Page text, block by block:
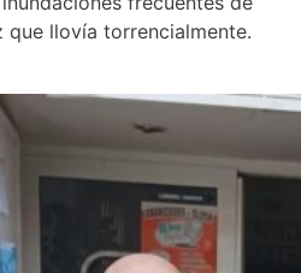
que llovía torrencialmente.